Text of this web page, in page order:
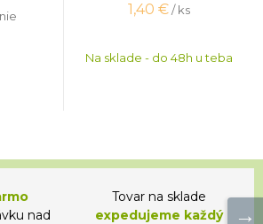
1,40 €/ ks
Na sklade - do 48h u teba
nad
Tovar na sklade
expedujeme každý